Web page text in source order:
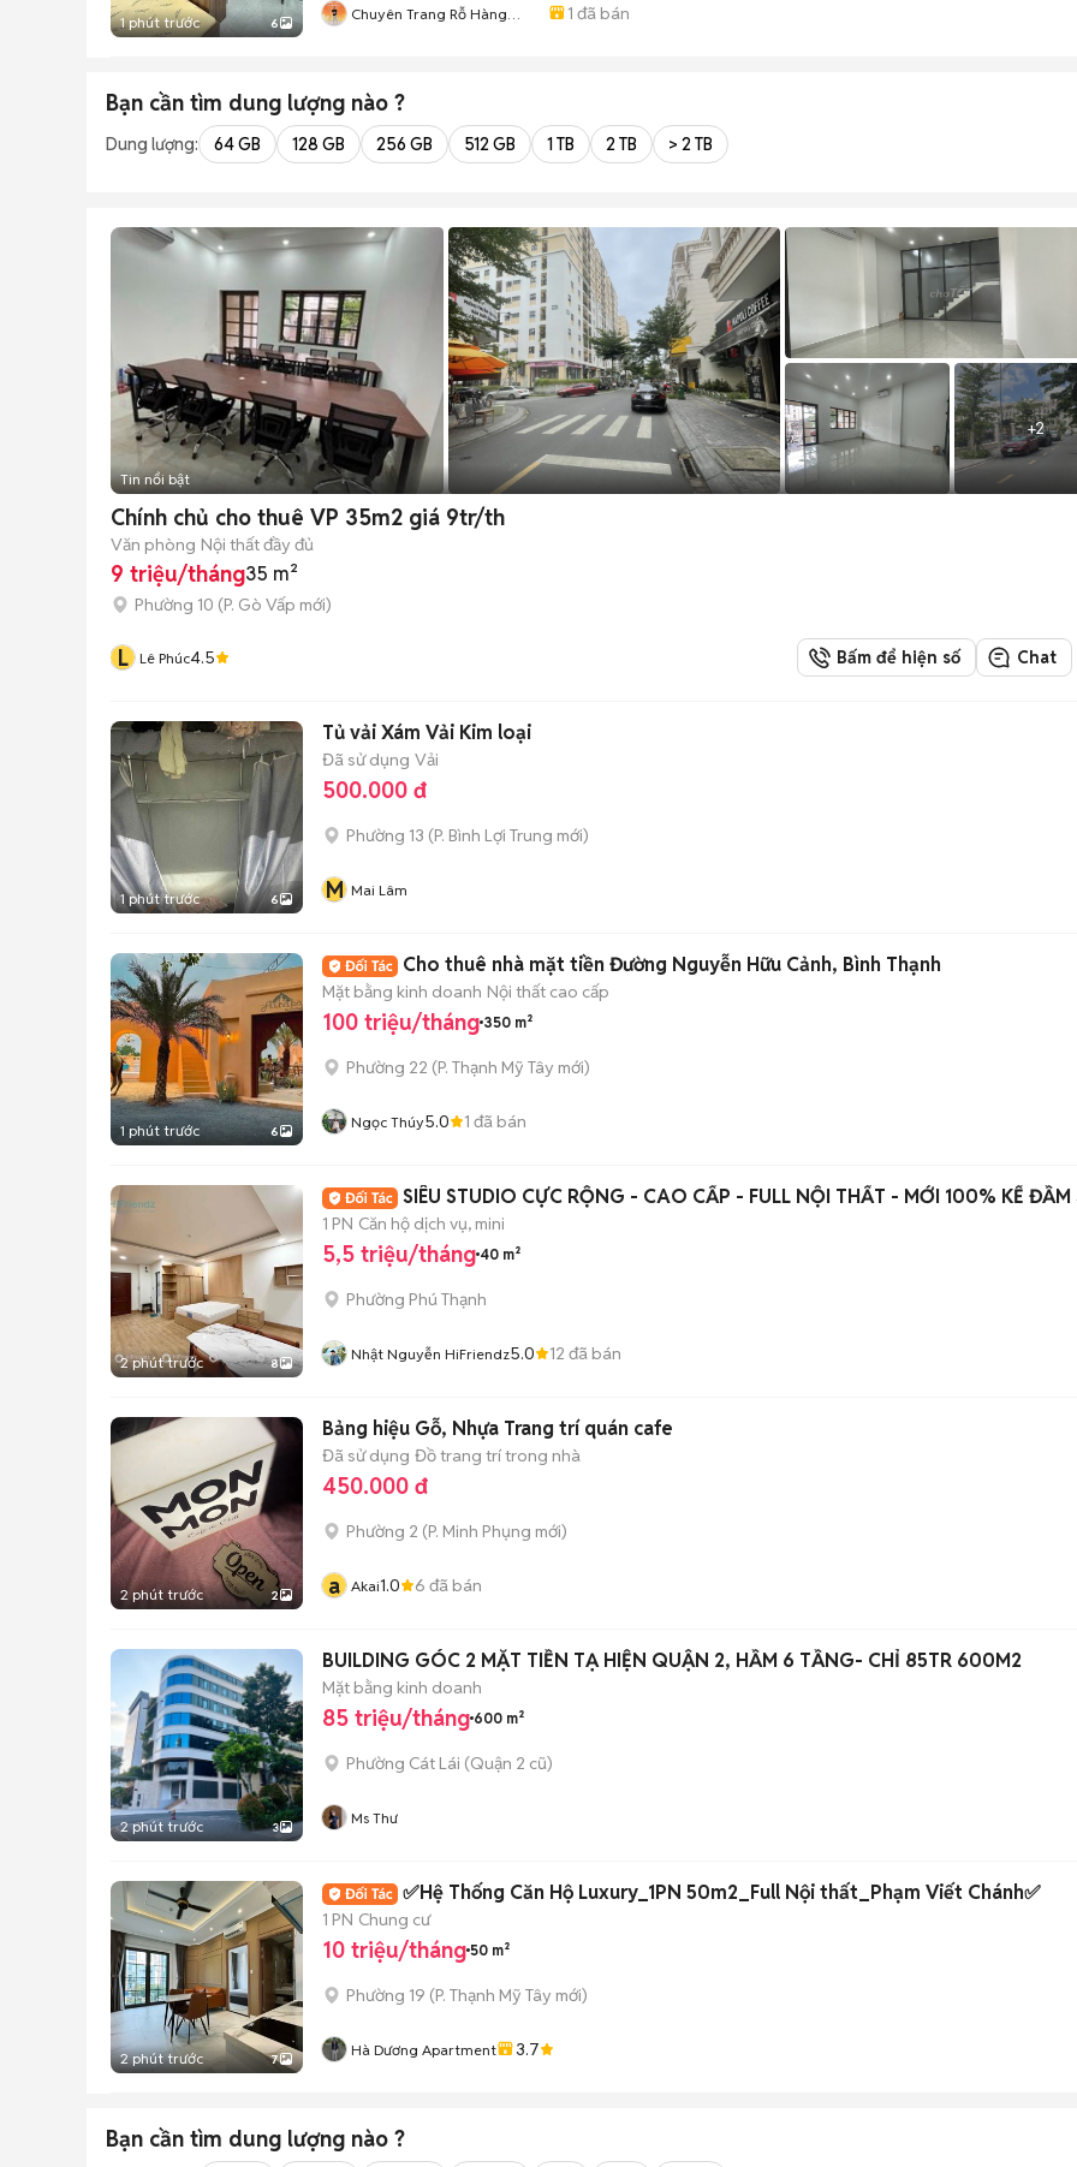
1 phút trước 6
Chuyên Trang Rỗ Hàng
1 đã bán
Bạn cần tìm dung lượng nào ?
Dung lượng: 64 GB 128 GB 256 GB 512 GB 1 TB 2 TB > 2 TB
+2
Tin nổi bật
Chính chủ cho thuê VP 35m2 giá 9tr/th
Văn phòng Nội thất đầy đủ
9 triệu/tháng35 m²
Phường 10 (P. Gò Vấp mới)
L Lê Phúc4.5 Bấm để hiện số Chat
1 phút trước 6
Tủ vải Xám Vải Kim loại
Đã sử dụng Vải
500.000 đ
Phường 13 (P. Bình Lợi Trung mới)
M Mai Lâm
1 phút trước 6
Cho thuê nhà mặt tiền Đường Nguyễn Hữu Cảnh, Bình Thạnh
Mặt bằng kinh doanh Nội thất cao cấp
100 triệu/tháng 350 m²
Phường 22 (P. Thạnh Mỹ Tây mới)
Ngọc Thúy5.0 1 đã bán
2 phút trước 8
SIÊU STUDIO CỰC RỘNG - CAO CẤP - FULL NỘI THẤT - MỚI 100% KẾ ĐẦM
1 PN Căn hộ dịch vụ, mini
5,5 triệu/tháng 40 m²
Phường Phú Thạnh
Nhật Nguyễn HiFriendz5.0 12 đã bán
2 phút trước 2
Bảng hiệu Gỗ, Nhựa Trang trí quán cafe
Đã sử dụng Đồ trang trí trong nhà
450.000 đ
Phường 2 (P. Minh Phụng mới)
a Akai1.0 6 đã bán
2 phút trước 3
BUILDING GÓC 2 MẶT TIỀN TẠ HIỆN QUẬN 2, HẦM 6 TẦNG- CHỈ 85TR 600M2
Mặt bằng kinh doanh
85 triệu/tháng 600 m²
Phường Cát Lái (Quận 2 cũ)
Ms Thư
2 phút trước 7
✅Hệ Thống Căn Hộ Luxury_1PN 50m2_Full Nội thất_Phạm Viết Chánh✅
1 PN Chung cư
10 triệu/tháng 50 m²
Phường 19 (P. Thạnh Mỹ Tây mới)
Hà Dương Apartment 3.7
Bạn cần tìm dung lượng nào ?